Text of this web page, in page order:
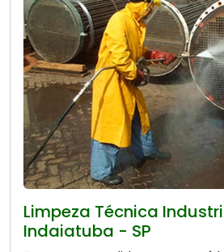
Limpeza Técnica
Indaiatuba - SP